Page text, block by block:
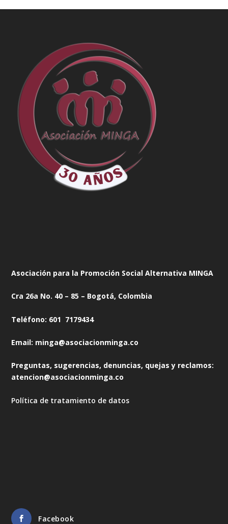
Asociación para la Promoción Social Alternativa MINGA
Cra 26a No. 40 – 85 – Bogotá, Colombia
Teléfono: 601 7179434
Email: minga@asociacionminga.co
Preguntas, sugerencias, denuncias, quejas y reclamos:
atencion@asociacionminga.co
Política de tratamiento de datos
Facebook